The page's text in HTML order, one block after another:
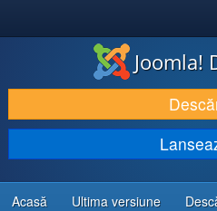
DESCARCĂ & ȘI EXTINDE
DESCOPERĂ & ÎNVAȚĂ
COMUNITATE & SUPORT
RESURSE DEZVOLTATORI
Joomla!
Acasă Ultima versiune